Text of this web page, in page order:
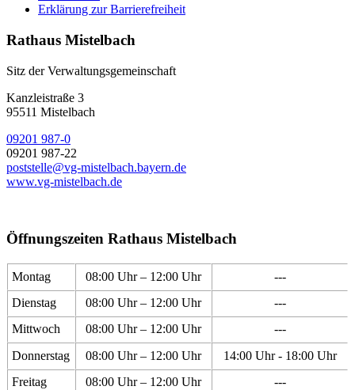
Erklärung zur Barrierefreiheit
Rathaus Mistelbach
Sitz der Verwaltungsgemeinschaft
Kanzleistraße 3
95511 Mistelbach
09201 987-0
09201 987-22
poststelle@vg-mistelbach.bayern.de
www.vg-mistelbach.de
Öffnungszeiten Rathaus Mistelbach
Montag 08:00 Uhr – 12:00 Uhr
---
Dienstag
08:00 Uhr – 12:00 Uhr
---
Mittwoch
08:00 Uhr – 12:00 Uhr
---
Donnerstag
08:00 Uhr – 12:00 Uhr
14:00 Uhr - 18:00 Uhr
Freitag
08:00 Uhr – 12:00 Uhr
---